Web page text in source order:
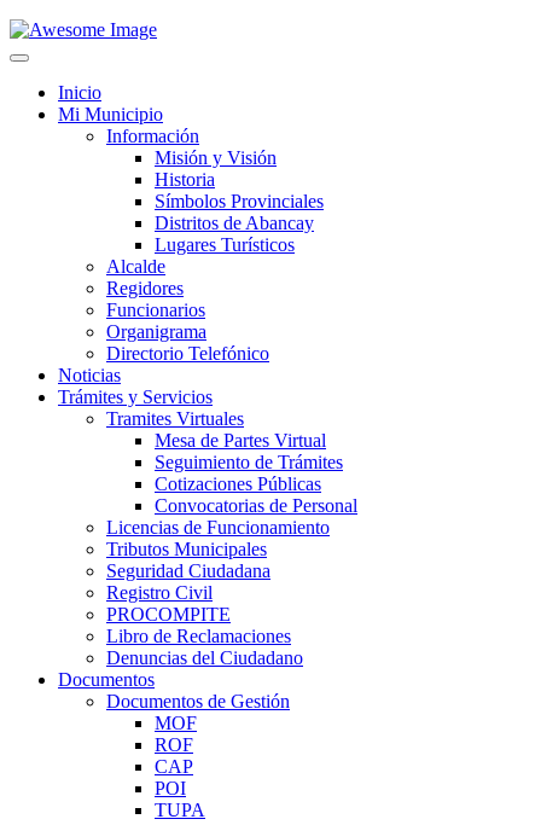
Inicio
Mi Municipio
Información
Misión y Visión
Historia
Símbolos Provinciales
Distritos de Abancay
Lugares Turísticos
Alcalde
Regidores
Funcionarios
Organigrama
Directorio Telefónico
Noticias
Trámites y Servicios
Tramites Virtuales
Mesa de Partes Virtual
Seguimiento de Trámites
Cotizaciones Públicas
Convocatorias de Personal
Licencias de Funcionamiento
Tributos Municipales
Seguridad Ciudadana
Registro Civil
PROCOMPITE
Libro de Reclamaciones
Denuncias del Ciudadano
Documentos
Documentos de Gestión
MOF
ROF
CAP
POI
TUPA